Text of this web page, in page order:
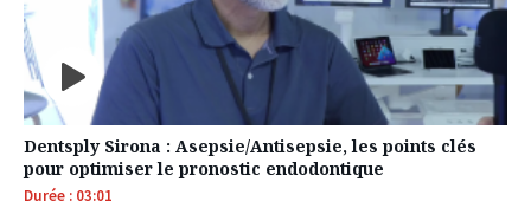
Dentsply Sirona : Asepsie/Antisepsie, les points clés
pour optimiser le pronostic endodontique
Durée : 03:01